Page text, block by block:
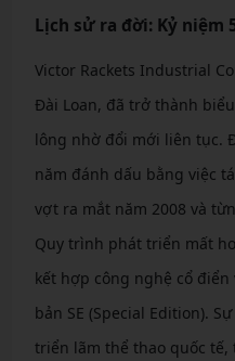
Lịch sử ra đời: Kỷ niệm
Victor Rackets Industrial
Đài Loan, đã trở thành
lông nhờ đổi mới liên tục.
năm đánh dấu bằng việc
vợt ra mắt năm 2008 và
Quy trình phát triển mất
kết hợp công nghệ cổ
bản SE (Special Edition).
triển lãm thể thao quốc